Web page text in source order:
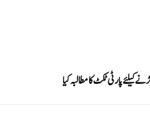
کیلئے پارٹی ٹکٹ کا مطالبہ کیا